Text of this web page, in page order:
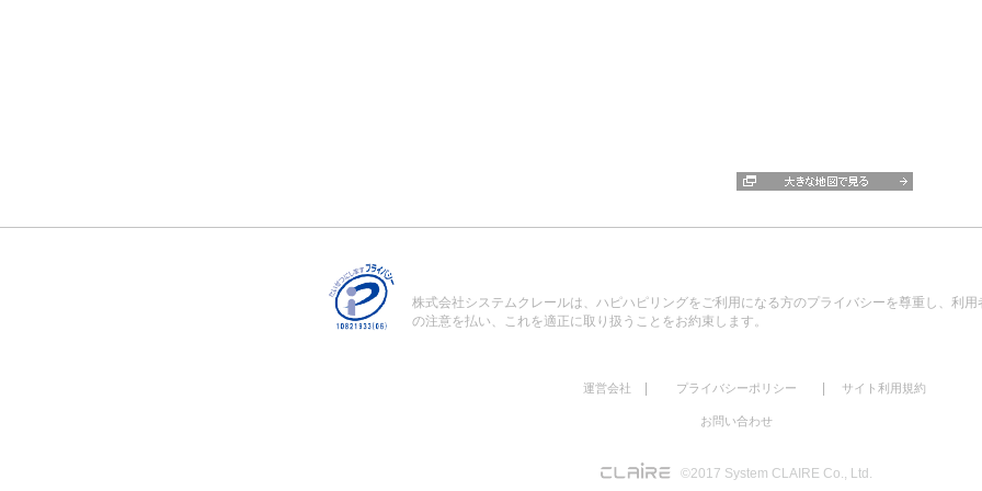
株式会社システムクレールは、ハピハピリングをご利用になる方のプライバシーを尊重し、利
の注意を払い、これを適正に取り扱うことをお約束します。
運営会社 プライバシーポリシー サイト利用規約
お問い合わせ
©2017 System CLAIRE Co., Ltd.